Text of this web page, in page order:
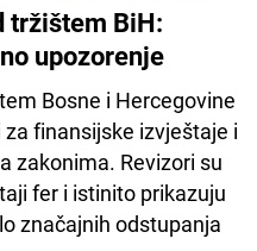
tržištem BiH:
upozorenje
Bosne i Hercegovine
finansijske izvještaje i
zakonima. Revizori su
fer i istinito prikazuju
značajnih odstupanja